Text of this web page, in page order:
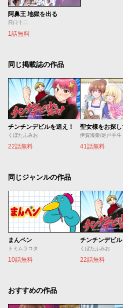
阿鼻王 地獄を出る
日口十二
1話無料
同じ掲載誌の作品
チンチンデビルを追え！
くぼたふみお
22話無料
伊賀海栗/足戸手斗
41話無料
同じジャンルの作品
まんペン
トミムラコタ
10話無料
チンチンデビル
くぼたふみお
22話無料
おすすめの作品